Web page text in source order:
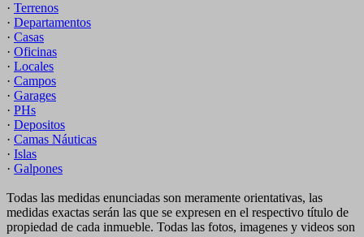
· Terrenos
· Departamentos
· Casas
· Oficinas
· Locales
· Campos
· Garages
· PHs
· Depositos
· Camas Náuticas
· Islas
· Galpones
Todas las medidas enunciadas son meramente orientativas, las
medidas exactas serán las que se expresen en el respectivo título de
propiedad de cada inmueble. Todas las fotos, imagenes y videos son